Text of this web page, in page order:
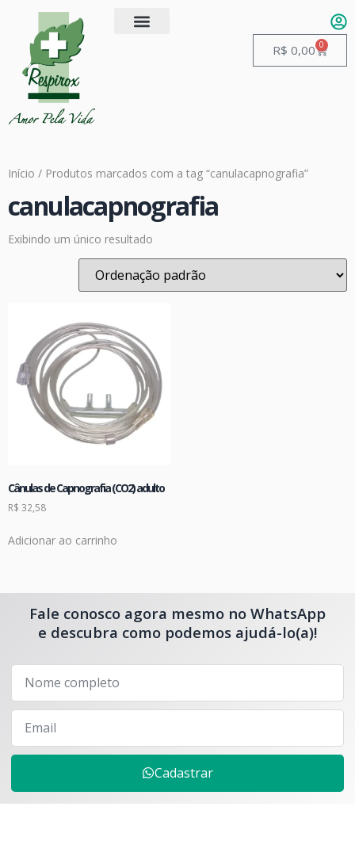
R$ 0,00 0
Início / Produtos marcados com a tag “canulacapnografia”
canulacapnografia
Exibindo um único resultado
Cânulas de Capnografia (CO2) adulto
R$ 32,58
Adicionar ao carrinho
Fale conosco agora mesmo no WhatsApp
e descubra como podemos ajudá-lo(a)!
Cadastrar